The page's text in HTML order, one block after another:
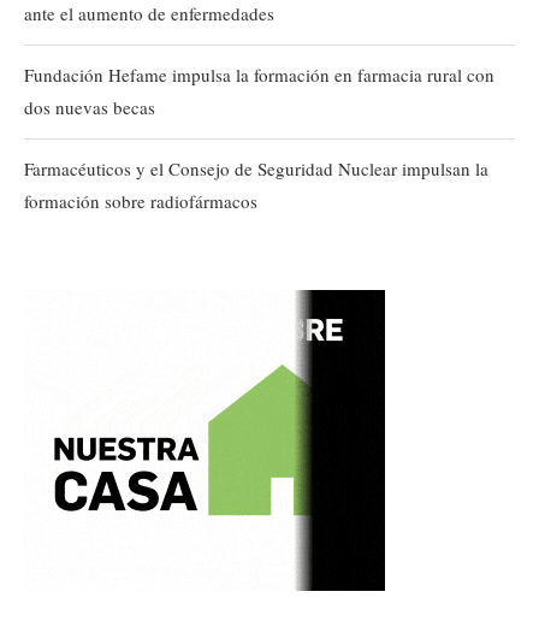
ante el aumento de enfermedades
Fundación Hefame impulsa la formación en farmacia rural con
dos nuevas becas
Farmacéuticos y el Consejo de Seguridad Nuclear impulsan la
formación sobre radiofármacos